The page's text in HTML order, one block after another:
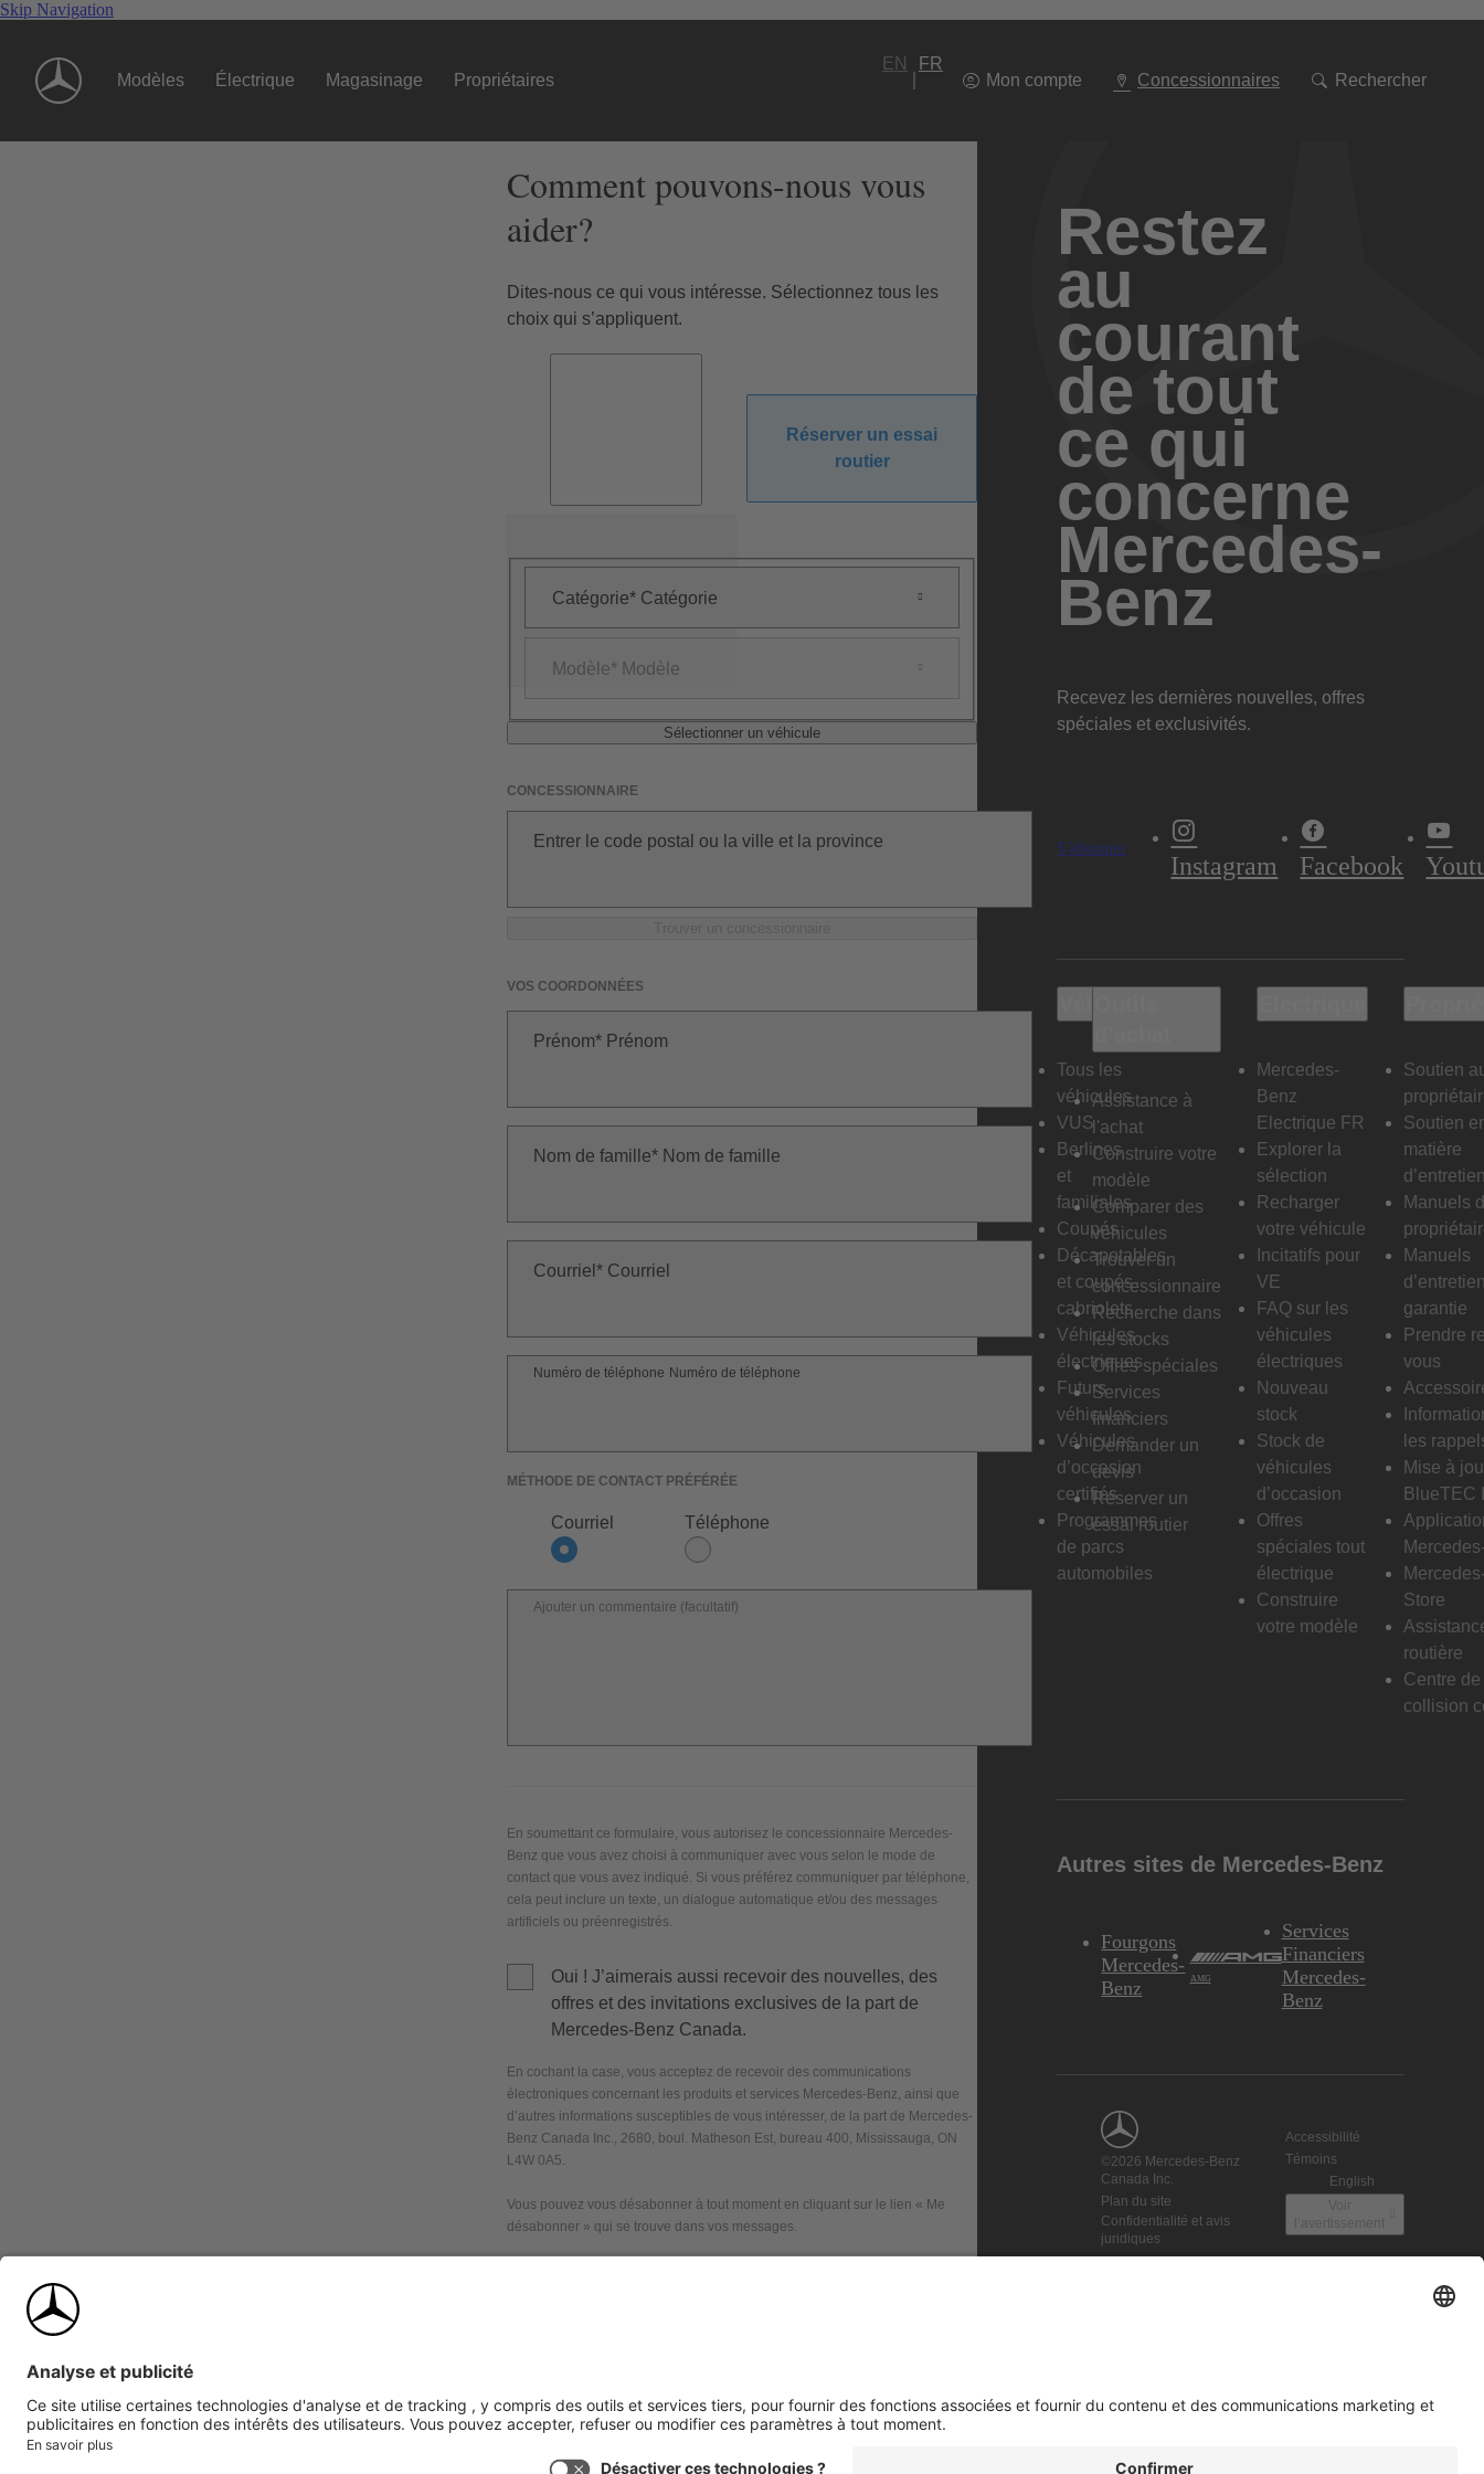
Skip Navigation
Modèles Électrique Magasinage Propriétaires
EN
FR
Mon compte
Concessionnaires Rechercher
à
Comment pouvons-nous vous
aider?
Dites-nous ce qui vous intéresse. Sélectionnez tous les
choix qui s’appliquent.
Demander un devis
Réserver un essai
routier
Catégorie Catégorie
Modèle Modèle
Sélectionner un véhicule
CONCESSIONNAIRE
Entrer le code postal ou la ville et la province
VOS COORDONNÉES
Prénom Prénom
Nom de famille Nom de famille
Courriel Courriel
Numéro de téléphone Numéro de téléphone
MÉTHODE DE CONTACT PRÉFÉRÉE
Courriel Téléphone
Ajouter un commentaire (facultatif)
En soumettant ce formulaire, vous autorisez le concessionnaire Mercedes-
Benz que vous avez choisi à communiquer avec vous selon le mode de
contact que vous avez indiqué. Si vous préférez communiquer par téléphone,
cela peut inclure un texte, un dialogue automatique et/ou des messages
artificiels ou préenregistrés.
Oui ! J’aimerais aussi recevoir des nouvelles, des
offres et des invitations exclusives de la part de
Mercedes-Benz Canada.
En cochant la case, vous acceptez de recevoir des communications
électroniques concernant les produits et services Mercedes-Benz, ainsi que
d’autres informations susceptibles de vous intéresser, de la part de Mercedes-
Benz Canada Inc., 2680, boul. Matheson Est, bureau 400, Mississauga, ON
L4W 0A5.
Vous pouvez vous désabonner à tout moment en cliquant sur le lien « Me
désabonner » qui se trouve dans vos messages.
qui peut être consultée sur son site Web ou fournie sur demande.
Soumettre
Restez
au
courant
de tout
ce qui
concerne
Mercedes-
Benz
Recevez les dernières nouvelles, offres
spéciales et exclusivités.
S'abonner
Instagram Facebook
Tous les
véhicules
VUS
Berlines
et
familiales
Coupés
Décapotables
et coupés-
cabriolets
Véhicules
électriques
Futurs
véhicules
Véhicules
d’occasion
certifiés
Programmes
de parcs
automobiles
Assistance à
l'achat
Construire votre
modèle
Comparer des
véhicules
Trouver un
concessionnaire
Recherche dans
les stocks
Offres spéciales
Services
financiers
Demander un
devis
Réserver un
essai routier
Mercedes-
Benz
Electrique FR
Explorer la
sélection
Recharger
votre véhicule
Incitatifs pour
VE
FAQ sur les
véhicules
électriques
Nouveau
stock
Stock de
véhicules
d’occasion
Offres
spéciales tout
électrique
Construire
votre modèle
Soutien
Soutien
matière
Manuels
Manuels
garantie
Prendre
vous
les
Mise à
BlueTEC
Store
routière
Centre de
collision
Autres sites de Mercedes-Benz
Fourgons
Mercedes-
Benz
AMG
Services
Financiers
Mercedes-
Benz
©2026 Mercedes-Benz
Canada Inc.
Plan du site
Confidentialité et avis
juridiques
Accessibilité
Témoins
English
Voir
l’avertissement